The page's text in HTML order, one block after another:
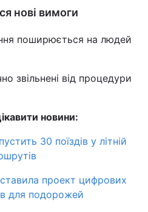
нові вимоги
поширюється на людей
звільнені від процедури
новини:
30 поїздів у літній
проект цифрових
для подорожей